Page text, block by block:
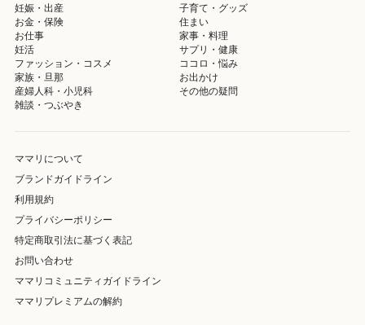
妊娠・出産
子育て・グッズ
お金・保険
住まい
お仕事
家事・料理
妊活
サプリ・健康
ファッション・コスメ
ココロ・悩み
家族・旦那
お出かけ
産婦人科・小児科
その他の疑問
雑談・つぶやき
ママリについて
ブランドガイドライン
利用規約
プライバシーポリシー
特定商取引法に基づく表記
お問い合わせ
ママリコミュニティガイドライン
ママリプレミアムの解約